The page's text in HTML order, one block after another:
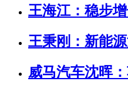
王海江：稳步
王秉刚：新能
威马汽车沈晖